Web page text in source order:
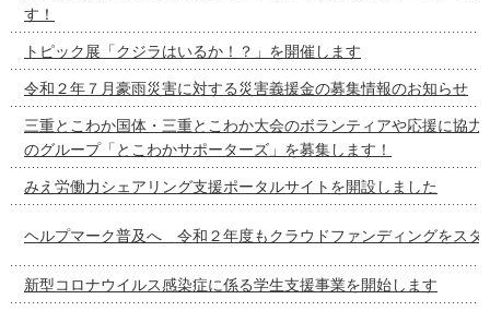
す！
トピック展「クジラはいるか！？」を開催します
令和２年７月豪雨災害に対する災害義援金の募集情報のお知らせ
三重とこわか国体・三重とこわか大会のボランティアや応援に協力
のグループ「とこわかサポーターズ」を募集します！
みえ労働力シェアリング支援ポータルサイトを開設しました
ヘルプマーク普及へ 令和２年度もクラウドファンディングをスタ
新型コロナウイルス感染症に係る学生支援事業を開始します